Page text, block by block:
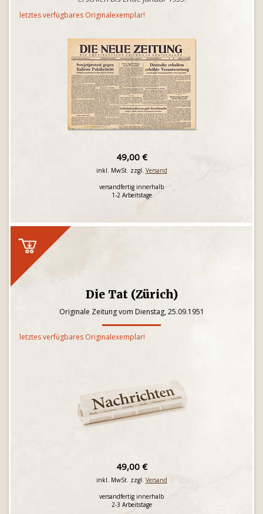
letztes verfügbares Originalexemplar!
49,00 €
inkl. MwSt. zzgl. Versand
versandfertig innerhalb
1-2 Arbeitstage
Die Tat (Zürich)
Originale Zeitung vom Dienstag, 25.09.1951
letztes verfügbares Originalexemplar!
49,00 €
inkl. MwSt. zzgl. Versand
versandfertig innerhalb
2-3 Arbeitstage